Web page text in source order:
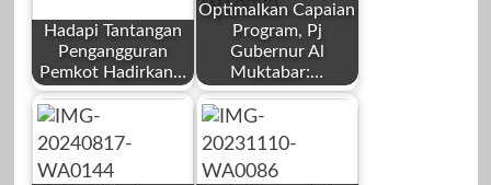
November 6,
2023
Desember 24,
2025
Hadapi Tantangan
Pengangguran
Pemkot Hadirkan…
by
Redaksi
Optimalkan Capaian
Program, Pj
Gubernur Al
Muktabar:…
by
Redaksi